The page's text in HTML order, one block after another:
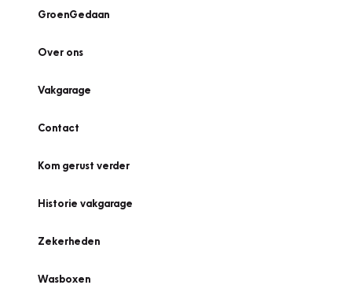
GroenGedaan
Over ons
Vakgarage
Contact
Kom gerust verder
Historie vakgarage
Zekerheden
Wasboxen